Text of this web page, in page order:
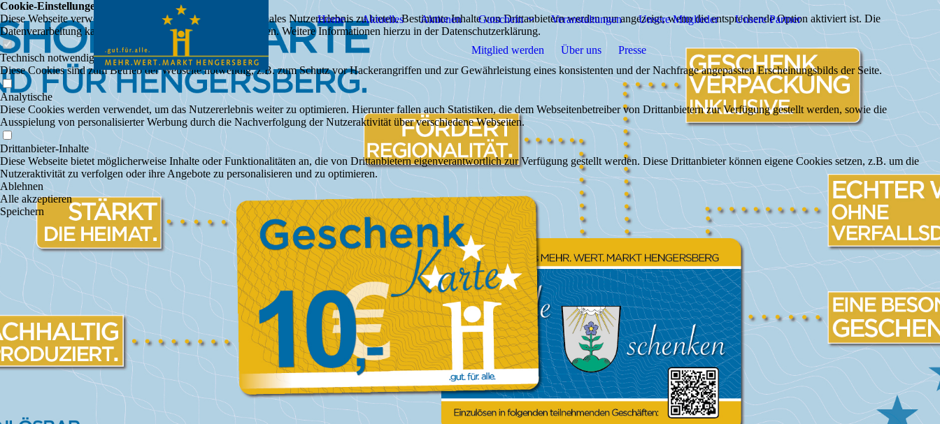
Home Aktuelles Aktionen Gutschein Veranstaltungen Unsere Mitglieder Unsere Partner
Mitglied werden Über uns Presse
Cookie-Einstellungen
Diese Webseite verwendet Cookies, um Besuchern ein optimales Nutzererlebnis zu bieten. Bestimmte Inhalte von Drittanbietern werden nur angezeigt, wenn die entsprechende Option aktiviert ist. Die
Datenverarbeitung kann dann auch in einem Drittland erfolgen. Weitere Informationen hierzu in der Datenschutzerklärung.
Technisch notwendige
Diese Cookies sind zum Betrieb der Webseite notwendig, z.B. zum Schutz vor Hackerangriffen und zur Gewährleistung eines konsistenten und der Nachfrage angepassten Erscheinungsbilds der Seite.
Analytische
Diese Cookies werden verwendet, um das Nutzererlebnis weiter zu optimieren. Hierunter fallen auch Statistiken, die dem Webseitenbetreiber von Drittanbietern zur Verfügung gestellt werden, sowie die
Ausspielung von personalisierter Werbung durch die Nachverfolgung der Nutzeraktivität über verschiedene Webseiten.
Drittanbieter-Inhalte
Diese Webseite bietet möglicherweise Inhalte oder Funktionalitäten an, die von Drittanbietern eigenverantwortlich zur Verfügung gestellt werden. Diese Drittanbieter können eigene Cookies setzen, z.B. um die
Nutzeraktivität zu verfolgen oder ihre Angebote zu personalisieren und zu optimieren.
Ablehnen
Alle akzeptieren
Speichern